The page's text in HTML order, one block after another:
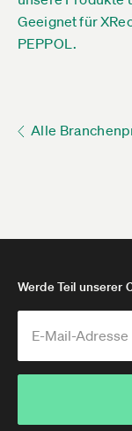
Geeignet für
PEPPOL.
Alle
Werde Teil unserer